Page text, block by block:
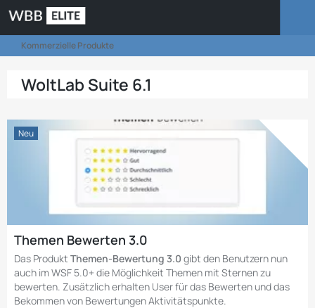
Kommerzielle Produkte
WoltLab Suite 6.1
Neu
Themen Bewerten 3.0
Das Produkt Themen-Bewertung 3.0 gibt den Benutzern nun
auch im WSF 5.0+ die Möglichkeit Themen mit Sternen zu
bewerten. Zusätzlich erhalten User für das Bewerten und das
Bekommen von Bewertungen Aktivitätspunkte.